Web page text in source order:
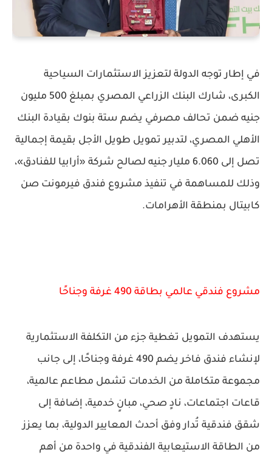
في إطار توجه الدولة لتعزيز الاستثمارات السياحية
الكبرى، شارك البنك الزراعي المصري بمبلغ
500 مليون
جنيه ضمن تحالف مصرفي يضم ستة بنوك بقيادة البنك
الأهلي المصري، لتدبير تمويل طويل الأجل بقيمة إجمالية
تصل إلى 6.060 مليار جنيه
لصالح شركة «أرابيا للفنادق»،
وذلك للمساهمة في تنفيذ مشروع فندق فيرمونت صن
كابيتال بمنطقة الأهرامات.
مشروع فندقي عالمي بطاقة 490 غرفة وجناحًا
يستهدف التمويل تغطية جزء من التكلفة الاستثمارية
لإنشاء فندق فاخر يضم 490 غرفة وجناحًا
، إلى جانب
مجموعة متكاملة من الخدمات تشمل مطاعم عالمية،
قاعات اجتماعات، نادٍ صحي، مبانٍ خدمية، إضافة إلى
شقق فندقية تُدار وفق أحدث المعايير الدولية، بما يعزز
من الطاقة الاستيعابية الفندقية في واحدة من أهم